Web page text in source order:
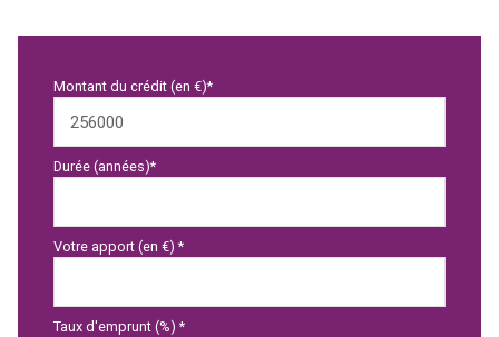
Montant du crédit (en €)*
Durée (années)*
Votre apport (en €) *
Taux d'emprunt (%) *